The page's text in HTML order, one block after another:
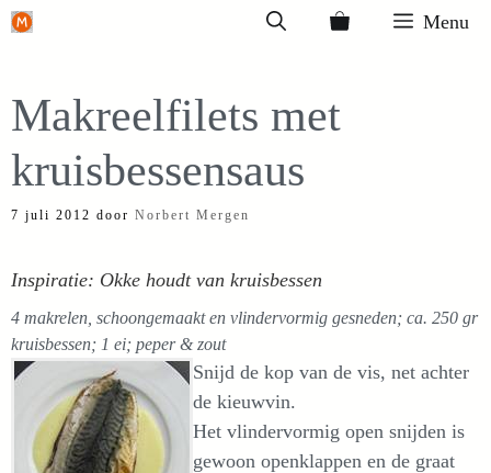
Ga
inhoud
Menu
Makreelfilets met
kruisbessensaus
7 juli 2012 door Norbert Mergen
Inspiratie: Okke houdt van kruisbessen
4 makrelen, schoongemaakt en vlindervormig gesneden; ca. 250 gr
kruisbessen; 1 ei; peper & zout
Snijd de kop van de vis, net achter
de kieuwvin.
Het vlindervormig open snijden is
gewoon openklappen en de graat